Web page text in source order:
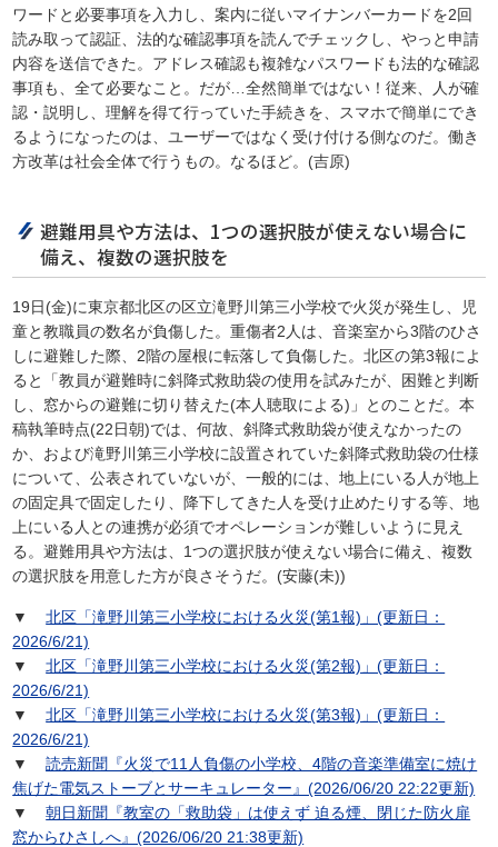
ワードと必要事項を入力し、案内に従いマイナンバーカードを2回
読み取って認証、法的な確認事項を読んでチェックし、やっと申請
内容を送信できた。アドレス確認も複雑なパスワードも法的な確認
事項も、全て必要なこと。だが…全然簡単ではない！従来、人が確
認・説明し、理解を得て行っていた手続きを、スマホで簡単にでき
るようになったのは、ユーザーではなく受け付ける側なのだ。働き
方改革は社会全体で行うもの。なるほど。(吉原)
避難用具や方法は、1つの選択肢が使えない場合に
備え、複数の選択肢を
19日(金)に東京都北区の区立滝野川第三小学校で火災が発生し、児
童と教職員の数名が負傷した。重傷者2人は、音楽室から3階のひさ
しに避難した際、2階の屋根に転落して負傷した。北区の第3報によ
ると「教員が避難時に斜降式救助袋の使用を試みたが、困難と判断
し、窓からの避難に切り替えた(本人聴取による)」とのことだ。本
稿執筆時点(22日朝)では、何故、斜降式救助袋が使えなかったの
か、および滝野川第三小学校に設置されていた斜降式救助袋の仕様
について、公表されていないが、一般的には、地上にいる人が地上
の固定具で固定したり、降下してきた人を受け止めたりする等、地
上にいる人との連携が必須でオペレーションが難しいように見え
る。避難用具や方法は、1つの選択肢が使えない場合に備え、複数
の選択肢を用意した方が良さそうだ。(安藤(未))
▼
北区「滝野川第三小学校における火災(第1報)」(更新日：
2026/6/21)
▼
北区「滝野川第三小学校における火災(第2報)」(更新日：
2026/6/21)
▼
北区「滝野川第三小学校における火災(第3報)」(更新日：
2026/6/21)
▼
読売新聞『火災で11人負傷の小学校、4階の音楽準備室に焼け
焦げた電気ストーブとサーキュレーター』(2026/06/20 22:22更新)
▼
朝日新聞『教室の「救助袋」は使えず 迫る煙、閉じた防火扉
窓からひさしへ』(2026/06/20 21:38更新)